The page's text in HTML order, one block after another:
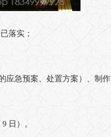
落实；
应急预案、处置方案）、制
日）。